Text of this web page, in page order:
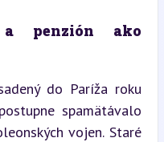
penzión ako
do Paríža roku
spamätávalo
vojen. Staré